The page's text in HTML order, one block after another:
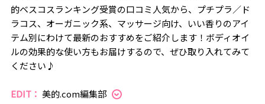
的ベスコスランキング受賞の口コミ人気から、プチプラ／ド
ラコス、オーガニック系、マッサージ向け、いい香りのアイ
テム別にわけて最新のおすすめをご紹介します！ボディオイ
ルの効果的な使い方もお届けするので、ぜひ取り入れてみて
ください♪
EDIT： 美的.com編集部